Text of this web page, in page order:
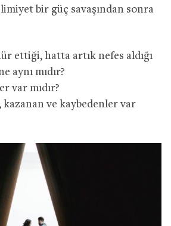
bir güç savaşından sonra
ettiği, hatta artık nefes aldığı
aynı mıdır?
var mıdır?
ve kaybedenler var